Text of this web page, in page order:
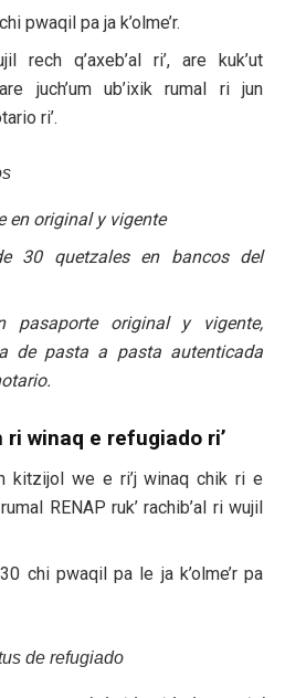
pwaqil pa ja k’olme’r.
rech q’axeb’al ri’, are kuk’ut
juch’um ub’ixik rumal ri jun
ri’.
en original y vigente
30 quetzales en bancos del
pasaporte original y vigente,
de pasta a pasta autenticada
winaq e refugiado ri’
kitzijol we e ri’j winaq chik ri e
RENAP ruk’ rachib’al ri wujil
chi pwaqil pa le ja k’olme’r pa
de refugiado